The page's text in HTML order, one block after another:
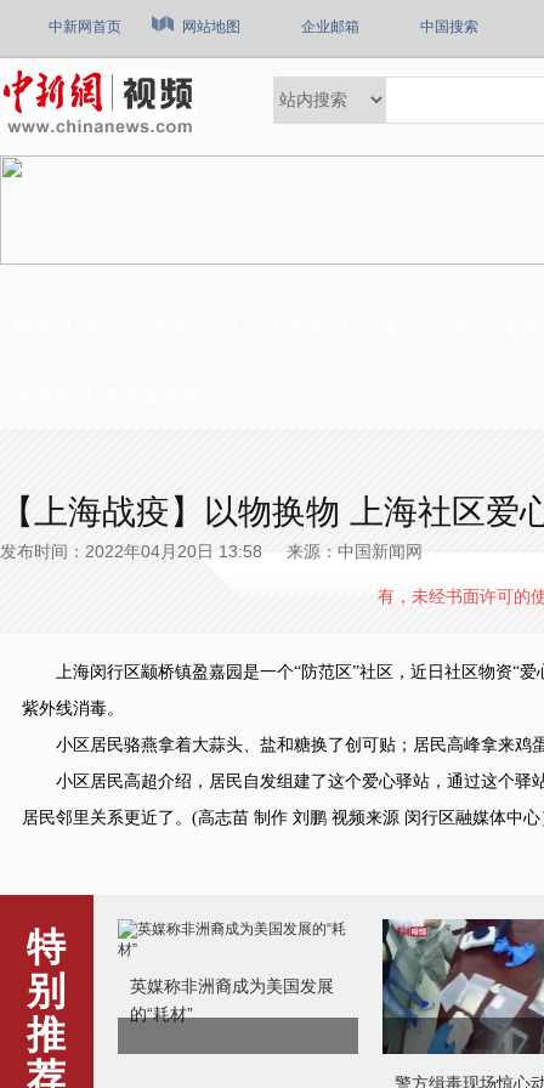
中新网首页 网站地图 企业邮箱 中国搜索
【上海战疫】以物换物 上海社区爱
发布时间：2022年04月20日 13:58 来源：中国新闻网
有，未经书面许可的
上海闵行区颛桥镇盈嘉园是一个“防范区”社区，近日社区物资“爱
紫外线消毒。
小区居民骆燕拿着大蒜头、盐和糖换了创可贴；居民高峰拿来鸡
小区居民高超介绍，居民自发组建了这个爱心驿站，通过这个驿
居民邻里关系更近了。(高志苗 制作 刘鹏 视频来源 闵行区融媒体中心
特
别
推
荐
英媒称非洲裔成为美国发展
的“耗材”
警方缉毒现场惊心